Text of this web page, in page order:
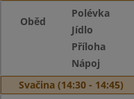
Oběd
Polévka
Jídlo
Příloha
Nápoj
Svačina (14:30 - 14:45)